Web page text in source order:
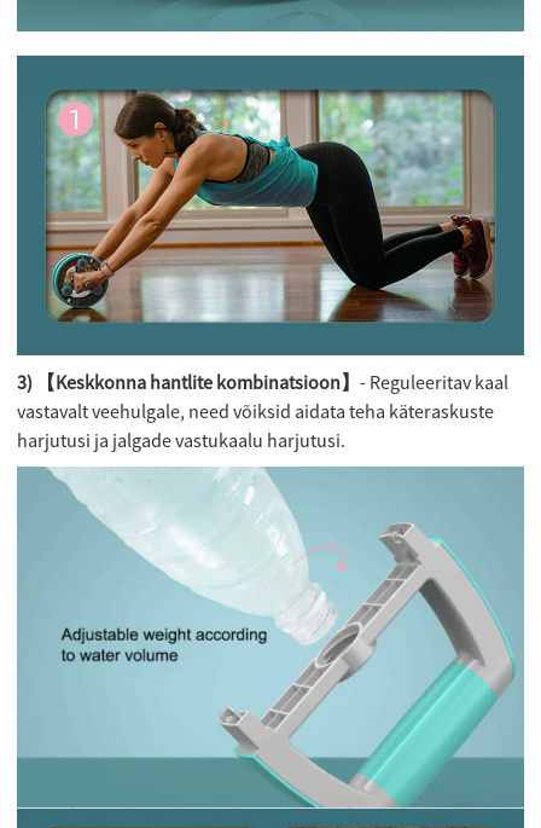
3) 【Keskkonna hantlite kombinatsioon】- Reguleeritav kaal
vastavalt veehulgale, need võiksid aidata teha käteraskuste
harjutusi ja jalgade vastukaalu harjutusi.